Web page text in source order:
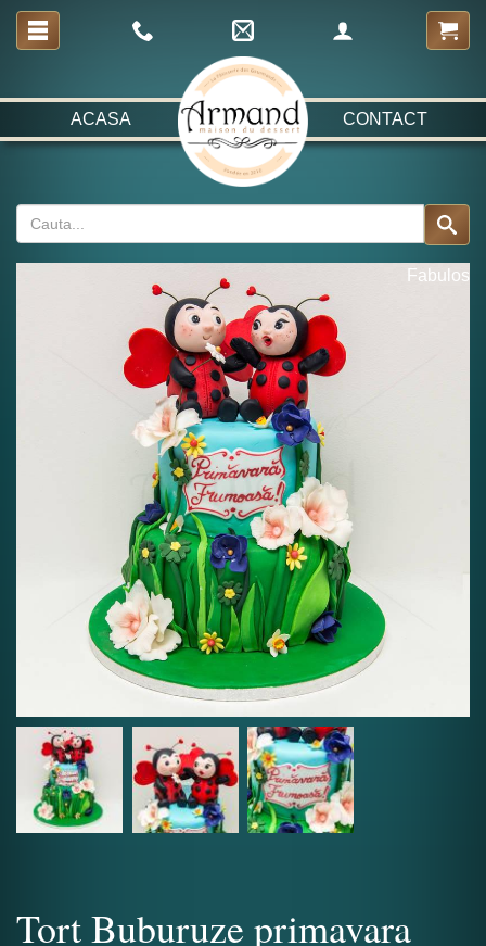
ACASA CONTACT
Fabulos
Tort Buburuze primavara